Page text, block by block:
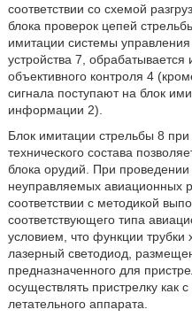
соответствии со схемой
блока проверок цепей
имитации системы управления
устройства 7,
объективного контроля 4
сигнала поступают на блок
информации 2).
Блок имитации стрельбы 8
технического состава
блока орудий. При
неуправляемых авиационных
соответствии с методикой
соответствующего типа
условием, что функции
лазерный светодиод,
предназначенного для
осуществлять пристрелку как
летательного аппарата.